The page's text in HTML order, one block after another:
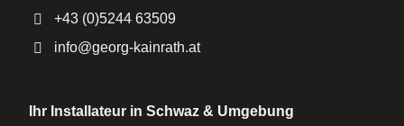
+43 (0)5244 63509
info@georg-kainrath.at
Ihr Installateur in Schwaz & Umgebung